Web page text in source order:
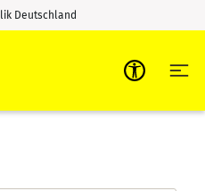
Deutschland